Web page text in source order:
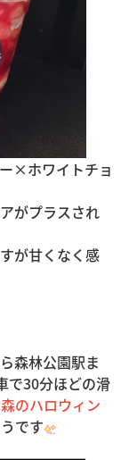
×ホワイトチョ
がプラスされ
が甘くなく感
森林公園駅ま
で30分ほどの滑
森のハロウィン
です